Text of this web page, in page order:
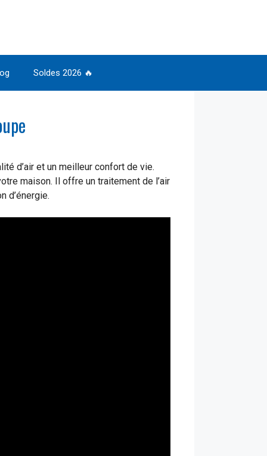
Soldes 2026 🔥
d’air et un meilleur confort de vie.
maison. Il offre un traitement de l’air
d’énergie.